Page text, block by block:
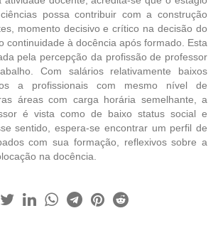
possa contribuir com a construção
momento decisivo e crítico na decisão do
continuidade à docência após formado. Esta
pela percepção da profissão de professor
Com salários relativamente baixos
a profissionais com mesmo nível de
áreas com carga horária semelhante, a
é vista como de baixo status social e
sentido, espera-se encontrar um perfil de
com sua formação, reflexivos sobre a
na docência.